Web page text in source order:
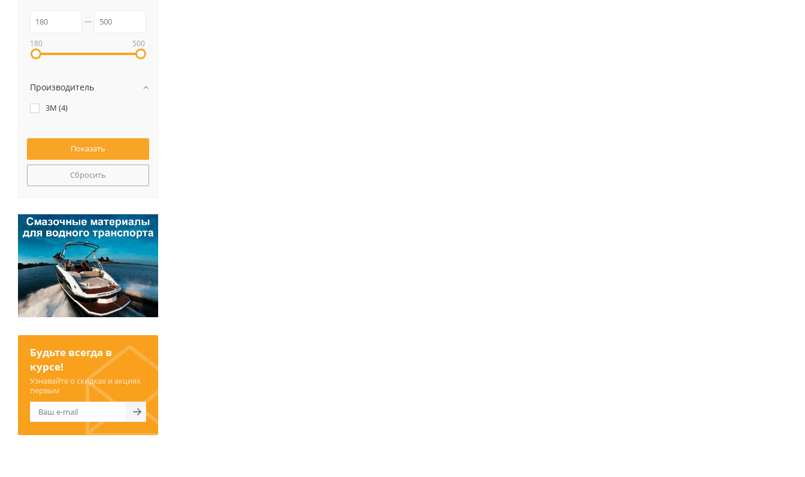
180 500
Производитель
3M (4)
Сбросить
Будьте всегда в
курсе!
Узнавайте о скидках и акциях
первым